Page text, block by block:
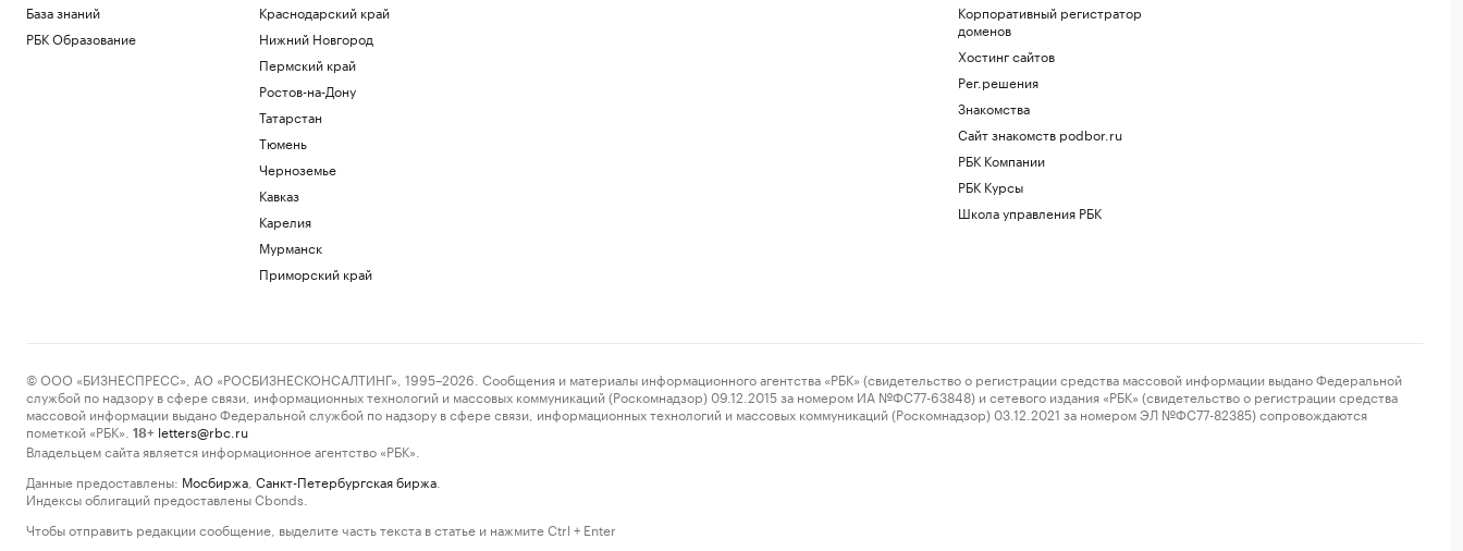
База знаний
РБК Образование
Краснодарский край
Нижний Новгород
Пермский край
Ростов-на-Дону
Татарстан
Тюмень
Черноземье
Кавказ
Карелия
Мурманск
Приморский край
Корпоративный регистратор
доменов
Хостинг сайтов
Рег.решения
Знакомства
Сайт знакомств podbor.ru
РБК Компании
РБК Курсы
Школа управления РБК
© ООО «БИЗНЕСПРЕСС», АО «РОСБИЗНЕСКОНСАЛТИНГ», 1995–2026. Сообщения и материалы информационного агентства «РБК» (свидетельство о регистрации средства массовой информации выдано Федеральной
службой по надзору в сфере связи, информационных технологий и массовых коммуникаций (Роскомнадзор) 09.12.2015 за номером ИА №ФС77-63848) и сетевого издания «РБК» (свидетельство о регистрации средства
массовой информации выдано Федеральной службой по надзору в сфере связи, информационных технологий и массовых коммуникаций (Роскомнадзор) 03.12.2021 за номером ЭЛ №ФС77-82385) сопровождаются
пометкой «РБК».
18+ letters@rbc.ru
Владельцем сайта является информационное агентство «РБК».
Данные предоставлены: Мосбиржа Санкт-Петербургская биржа
Индексы облигаций предоставлены Cbonds.
Чтобы отправить редакции сообщение, выделите часть текста в статье и нажмите Ctrl + Enter